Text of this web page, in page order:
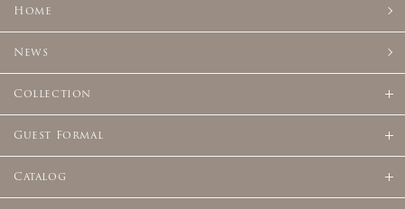
Home
News
Collection
Guest Formal
Catalog